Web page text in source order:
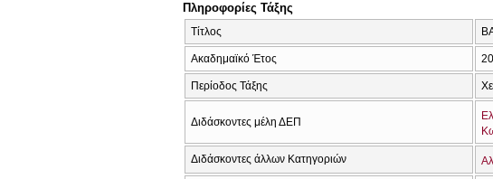
Πληροφορίες Τάξης
Τίτλος
Ακαδημαϊκό Έτος
Περίοδος Τάξης
Διδάσκοντες μέλη ΔΕΠ
Διδάσκοντες άλλων Κατηγοριών